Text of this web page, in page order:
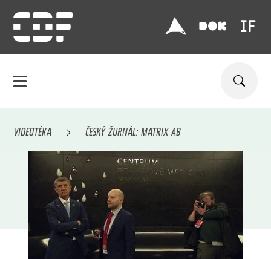
VIDEOTÉKA ČESKÝ ŽURNÁL: MATRIX AB